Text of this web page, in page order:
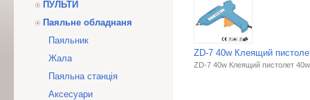
ПУЛЬТИ
Паяльне обладнаня
Паяльник
Жала
Паяльна станція
Аксесуари
ZD-7 40w Клеящий
ZD-7 40w Клеящий пистолет 40w